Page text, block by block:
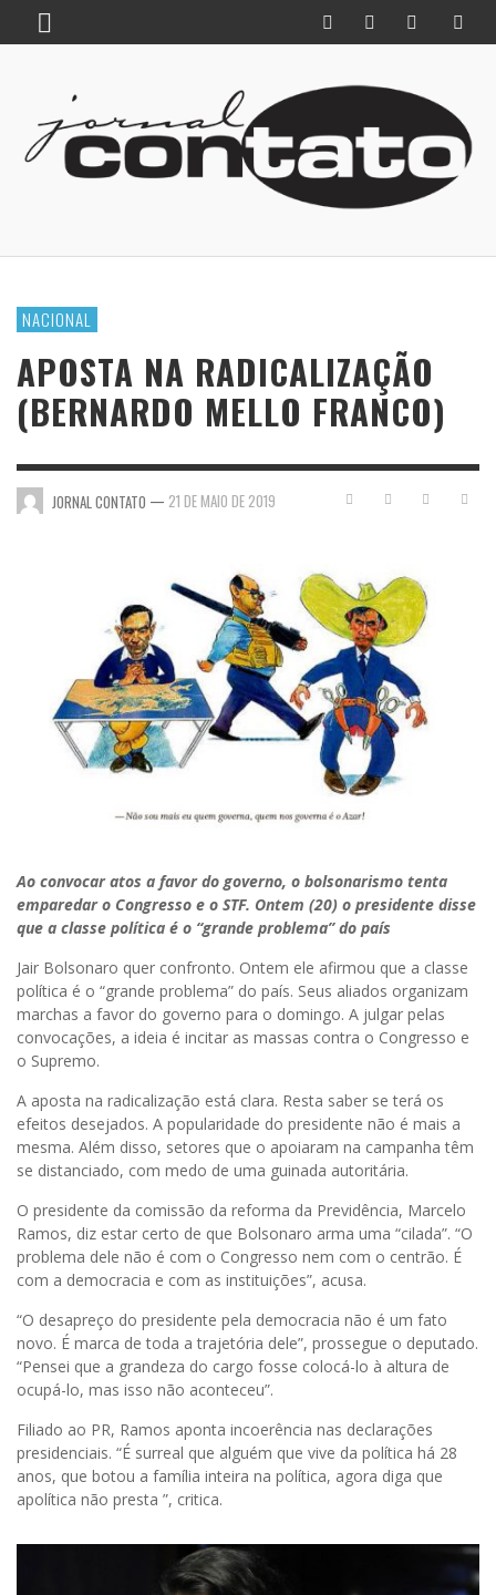
NACIONAL
APOSTA NA RADICALIZAÇÃO
(BERNARDO MELLO FRANCO)
JORNAL CONTATO — 21 DE MAIO DE 2019
Ao convocar atos a favor do governo, o bolsonarismo tenta
emparedar o Congresso e o STF. Ontem (20) o presidente disse
que a classe política é o “grande problema” do país
Jair Bolsonaro quer confronto. Ontem ele afirmou que a classe
política é o “grande problema” do país. Seus aliados organizam
marchas a favor do governo para o domingo. A julgar pelas
convocações, a ideia é incitar as massas contra o Congresso e
o Supremo.
A aposta na radicalização está clara. Resta saber se terá os
efeitos desejados. A popularidade do presidente não é mais a
mesma. Além disso, setores que o apoiaram na campanha têm
se distanciado, com medo de uma guinada autoritária.
O presidente da comissão da reforma da Previdência, Marcelo
Ramos, diz estar certo de que Bolsonaro arma uma “cilada”. “O
problema dele não é com o Congresso nem com o centrão. É
com a democracia e com as instituições”, acusa.
“O desapreço do presidente pela democracia não é um fato
novo. É marca de toda a trajetória dele”, prossegue o deputado.
“Pensei que a grandeza do cargo fosse colocá-lo à altura de
ocupá-lo, mas isso não aconteceu”.
Filiado ao PR, Ramos aponta incoerência nas declarações
presidenciais. “É surreal que alguém que vive da política há 28
anos, que botou a família inteira na política, agora diga que
apolítica não presta ”, critica.